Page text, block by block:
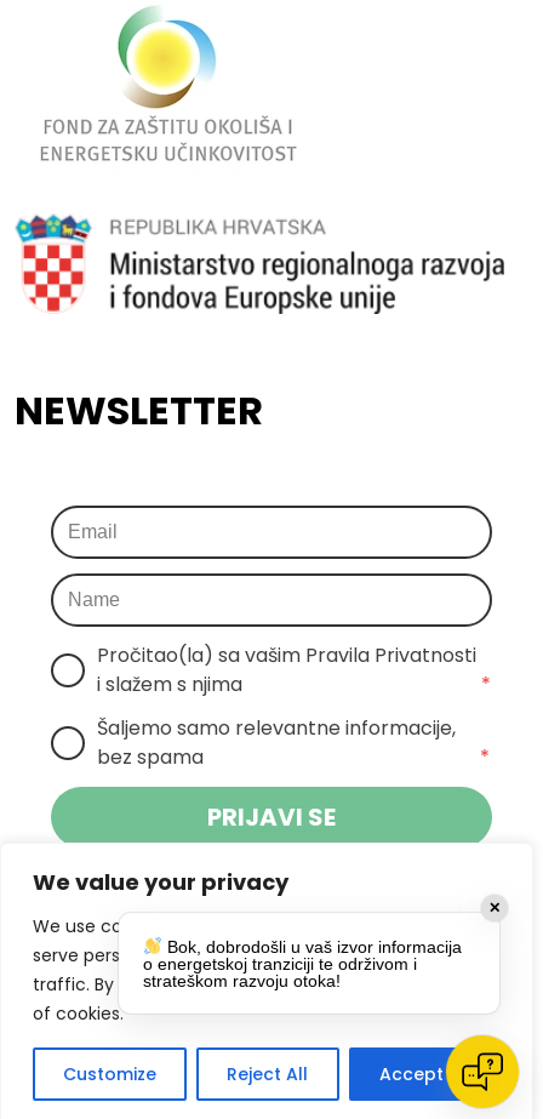
We value your privacy
We use cookies to enhance your browsing experience,
serve personalized ads or content, and analyze our
traffic. By clicking "Accept All", you consent to our use
of cookies.
Customize Reject All Accept All
NEWSLETTER
Pročitao(la) sa vašim Pravila Privatnosti
i slažem s njima
*
Šaljemo samo relevantne informacije,
bez spama
*
PRIJAVI SE
Klikom na gumb dajete suglasnost za
primanje novosti Pokreta Otoka te se
slažete spolitikom privatnosti.
DRUŠTVENE MREŽE
✕
Bok, dobrodošli u vaš izvor informacija
o energetskoj tranziciji te održivom i
strateškom razvoju otoka!